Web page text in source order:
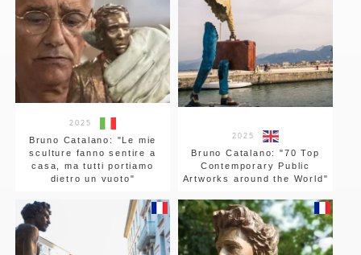
2025
Bruno Catalano: "Le mie
sculture fanno sentire a
casa, ma tutti portiamo
dietro un vuoto"
2025
Bruno Catalano: "70 Top
Contemporary Public
Artworks around the World"